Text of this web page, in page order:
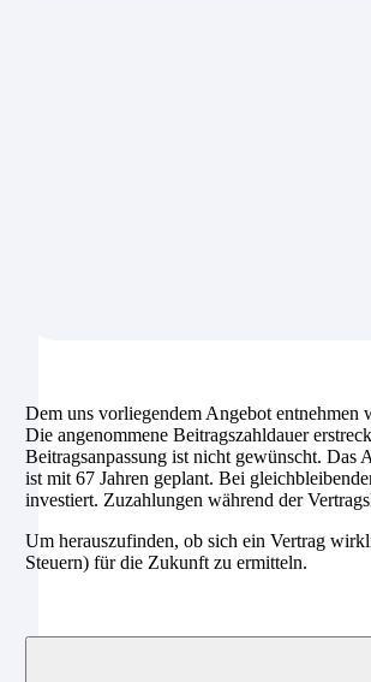
Dem uns vorliegendem Angebot
Die angenommene Beitragszahldauer
Beitragsanpassung ist nicht gewünscht. Das
ist mit 67 Jahren geplant. Bei
investiert. Zuzahlungen während der
Um herauszufinden, ob sich ein Vertrag
Steuern) für die Zukunft zu ermitteln.